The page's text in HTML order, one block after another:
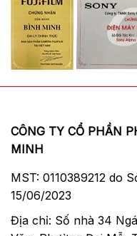
CÔNG TY CỔ PHẦN
MINH
MST: 0110389212 do
15/06/2023
Địa chỉ: Số nhà 34